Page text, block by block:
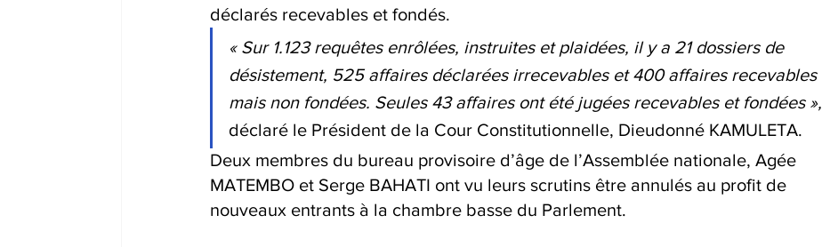
déclarés recevables et fondés.
« Sur 1.123 requêtes enrôlées, instruites et plaidées, il y a 21 dossiers de
désistement, 525 affaires déclarées irrecevables et 400 affaires recevables
mais non fondées. Seules 43 affaires ont été jugées recevables et fondées »,
déclaré le Président de la Cour Constitutionnelle, Dieudonné KAMULETA.
Deux membres du bureau provisoire d’âge de l’Assemblée nationale, Agée
MATEMBO et Serge BAHATI ont vu leurs scrutins être annulés au profit de
nouveaux entrants à la chambre basse du Parlement.